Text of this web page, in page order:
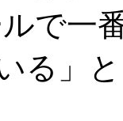
で一
る」